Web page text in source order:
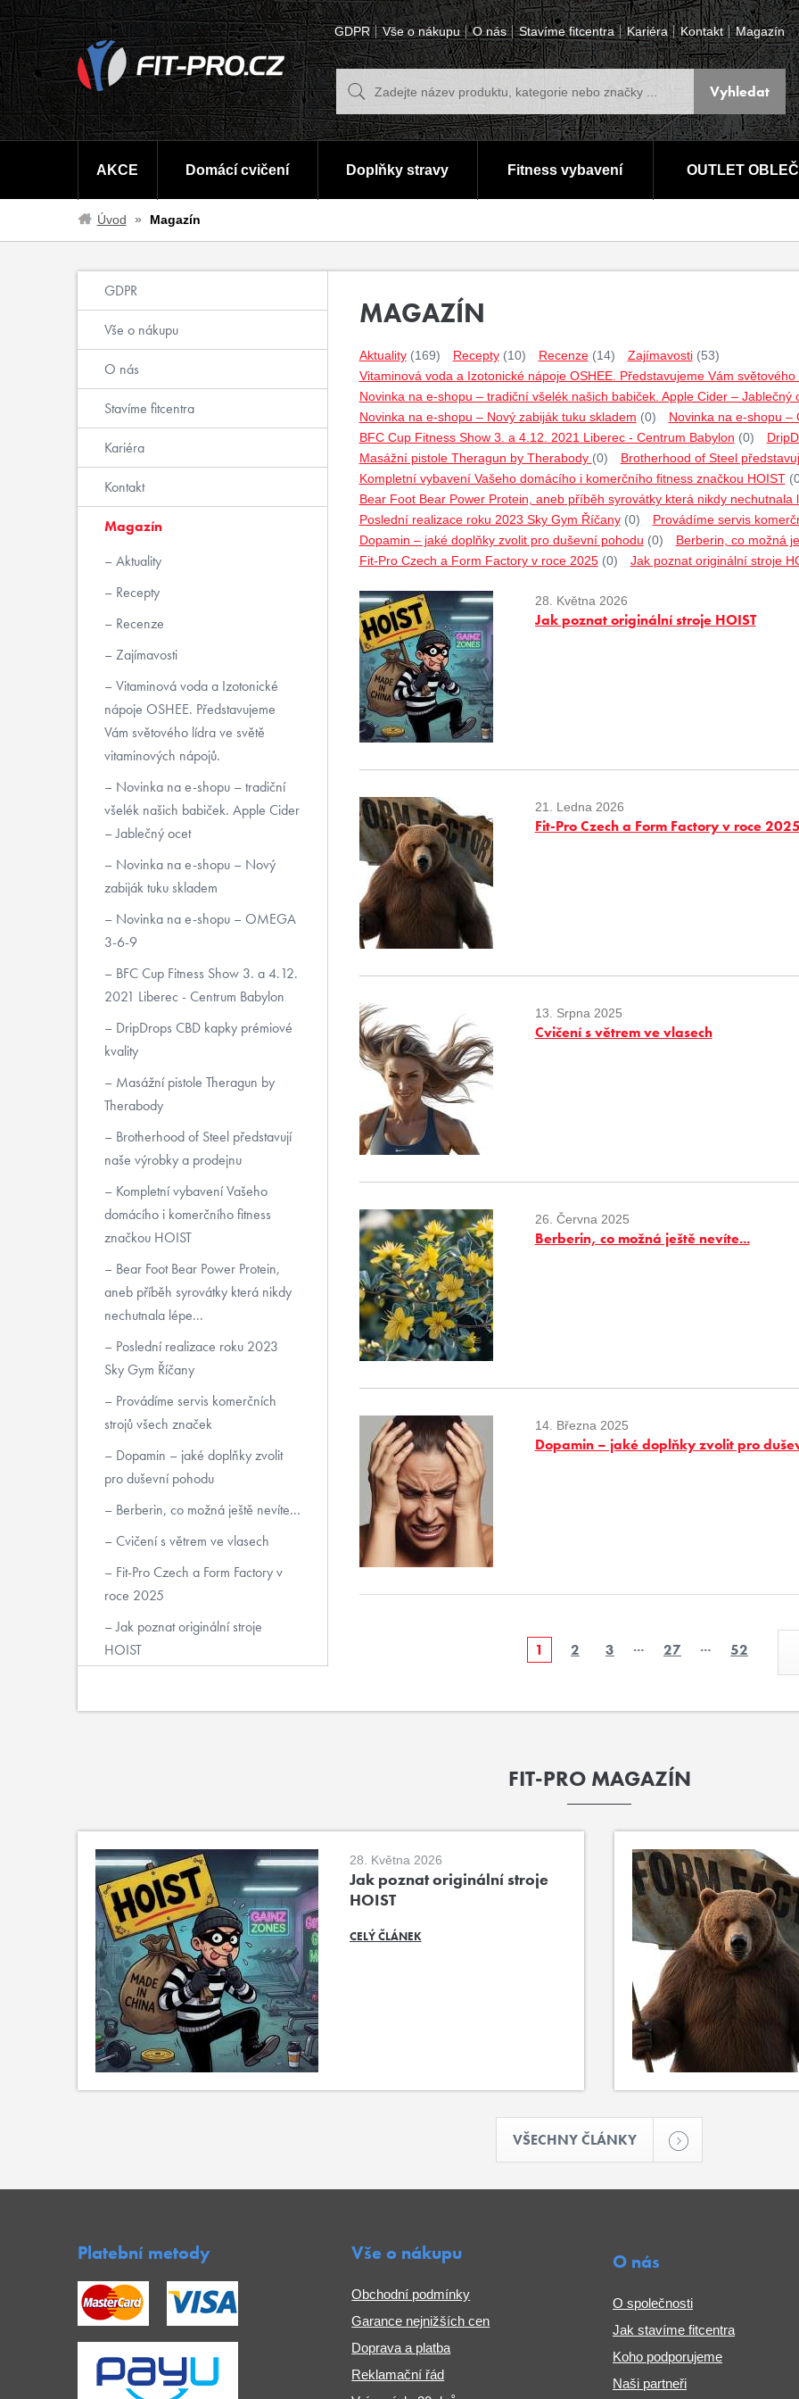
GDPR Vše o nákupu O nás Stavíme fitcentra Kariéra Kontakt Magazín
AKCE Domácí cvičení Doplňky stravy Fitness vybavení OUTLET
Úvod Magazín
MAGAZÍN
Aktuality (169) Recepty (10) Recenze (14) Zajímavosti (53)
Vitaminová voda a Izotonické nápoje OSHEE. Představujeme Vám
Novinka na e-shopu – tradiční všelék našich babiček. Apple Cider – Jablečný
Novinka na e-shopu – Nový zabiják tuku skladem (0)
Novinka na e-shopu –
BFC Cup Fitness Show 3. a 4.12. 2021 Liberec - Centrum Babylon (0)
Masážní pistole Theragun by Therabody (0)
Brotherhood of Steel
Kompletní vybavení Vašeho domácího i komerčního fitness značkou HOIST
Bear Foot Bear Power Protein, aneb příběh syrovátky která nikdy nechutnala
Poslední realizace roku 2023 Sky Gym Říčany (0)
Provádíme servis
Dopamin – jaké doplňky zvolit pro duševní pohodu (0)
Berberin, co možná
Fit-Pro Czech a Form Factory v roce 2025 (0) Jak poznat originální stroje
28. Května 2026
Jak poznat originální stroje HOIST
21. Ledna 2026
Fit-Pro Czech a Form Factory v roce
13. Srpna 2025
Cvičení s větrem ve vlasech
26. Června 2025
Berberin, co možná ještě nevíte...
14. Března 2025
Dopamin – jaké doplňky zvolit pro
1 2 3 … 27 … 52
GDPR
Vše o nákupu
O nás
Stavíme fitcentra
Kariéra
Kontakt
Magazín
Aktuality
Recepty
Recenze
Zajímavosti
Vitaminová voda a Izotonické
nápoje OSHEE. Představujeme
Vám světového lídra ve světě
vitaminových nápojů.
Novinka na e-shopu – tradiční
všelék našich babiček. Apple Cider
– Jablečný ocet
Novinka na e-shopu – Nový
zabiják tuku skladem
Novinka na e-shopu – OMEGA
3-6-9
BFC Cup Fitness Show 3. a 4.12.
2021 Liberec - Centrum Babylon
DripDrops CBD kapky prémiové
kvality
Masážní pistole Theragun by
Therabody
Brotherhood of Steel představují
naše výrobky a prodejnu
Kompletní vybavení Vašeho
domácího i komerčního fitness
značkou HOIST
Bear Foot Bear Power Protein,
aneb příběh syrovátky která nikdy
nechutnala lépe...
Poslední realizace roku 2023
Sky Gym Říčany
Provádíme servis komerčních
strojů všech značek
Dopamin – jaké doplňky zvolit
pro duševní pohodu
Berberin, co možná ještě nevíte...
Cvičení s větrem ve vlasech
Fit-Pro Czech a Form Factory v
roce 2025
Jak poznat originální stroje
HOIST
FIT-PRO MAGAZÍN
28. Května 2026
Jak poznat originální stroje
HOIST
CELÝ ČLÁNEK
VŠECHNY ČLÁNKY
Platební metody Vše o nákupu
Obchodní podmínky
Garance nejnižších cen
Doprava a platba
Reklamační řád
O nás
O společnosti
Jak stavíme fitcentra
Koho podporujeme
Naši partneři